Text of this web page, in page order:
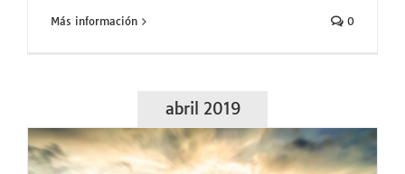
Más información 0
abril 2019